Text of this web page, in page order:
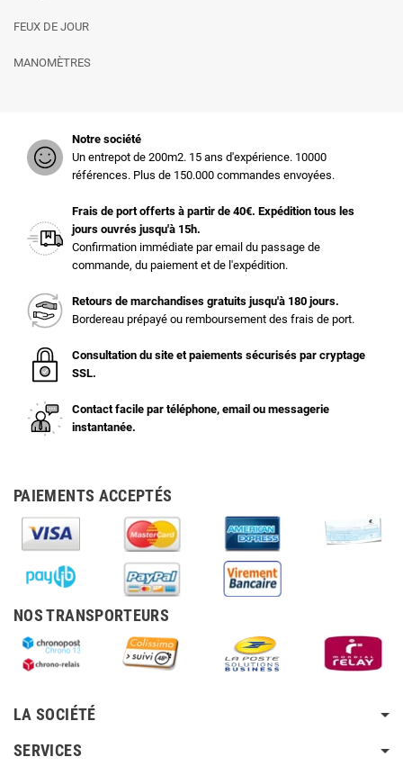
FEUX DE JOUR
MANOMÈTRES
Notre société
Un entrepot de 200m2. 15 ans d'expérience. 10000
références. Plus de 150.000 commandes envoyées.
Frais de port offerts à partir de 40€. Expédition tous les
jours ouvrés jusqu'à 15h.
Confirmation immédiate par email du passage de
commande, du paiement et de l'expédition.
Retours de marchandises gratuits jusqu'à 180 jours.
Bordereau prépayé ou remboursement des frais de port.
Consultation du site et paiements sécurisés par cryptage
SSL.
Contact facile par téléphone, email ou messagerie
instantanée.
PAIEMENTS ACCEPTÉS
NOS TRANSPORTEURS
LA SOCIÉTÉ
SERVICES